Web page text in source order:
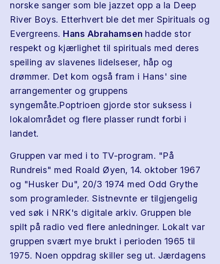
norske sanger som ble jazzet opp a la Deep
River Boys. Etterhvert ble det mer Spirituals og
Evergreens. Hans Abrahamsen hadde stor
respekt og kjærlighet til spirituals med deres
speiling av slavenes lidelseser, håp og
drømmer. Det kom også fram i Hans' sine
arrangementer og gruppens
syngemåte.Poptrioen gjorde stor suksess i
lokalområdet og flere plasser rundt forbi i
landet.
Gruppen var med i to TV-program. "På
Rundreis" med Roald Øyen, 14. oktober 1967
og "Husker Du", 20/3 1974 med Odd Grythe
som programleder. Sistnevnte er tilgjengelig
ved søk i NRK's digitale arkiv. Gruppen ble
spilt på radio ved flere anledninger. Lokalt var
gruppen svært mye brukt i perioden 1965 til
1975. Noen oppdrag skiller seg ut. Jærdagens